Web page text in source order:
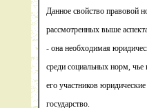
Данное свойство правовой
рассмотренных выше
- она необходимая
среди социальных норм, чье
его участников
государство.